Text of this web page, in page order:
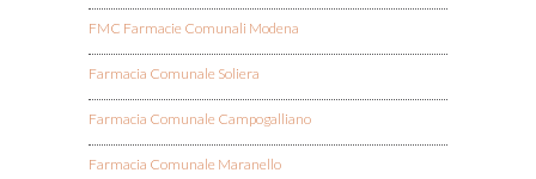
FMC Farmacie Comunali Modena
Farmacia Comunale Soliera
Farmacia Comunale Campogalliano
Farmacia Comunale Maranello